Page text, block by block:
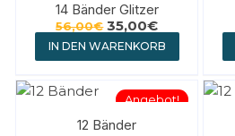
14 Bänder Glitzer
56,00€ 35,00€
IN DEN WARENKORB
Angebot!
12 Bänder